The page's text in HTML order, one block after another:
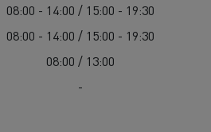
08:00 - 14:00 / 15:00 - 19:30
08:00 - 14:00 / 15:00 - 19:30
08:00 / 13:00
-